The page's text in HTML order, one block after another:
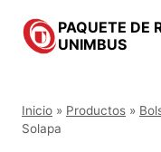
contenido
PAQUETE DE
UNIMBUS
Inicio » Productos »
Solapa